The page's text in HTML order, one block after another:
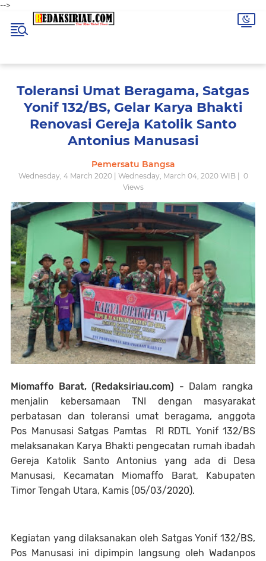
-->
Toleransi Umat Beragama, Satgas
Yonif 132/BS, Gelar Karya Bhakti
Renovasi Gereja Katolik Santo
Antonius Manusasi
Pemersatu Bangsa
Wednesday, 4 March 2020 | Wednesday, March 04, 2020 WIB |
0
Views
Miomaffo Barat, (Redaksiriau.com) - Dalam rangka
menjalin kebersamaan TNI dengan masyarakat
perbatasan dan toleransi umat beragama, anggota
Pos Manusasi Satgas Pamtas RI RDTL Yonif 132/BS
melaksanakan Karya Bhakti pengecatan rumah ibadah
Gereja Katolik Santo Antonius yang ada di Desa
Manusasi, Kecamatan Miomaffo Barat, Kabupaten
Timor Tengah Utara, Kamis (05/03/2020).
Kegiatan yang dilaksanakan oleh Satgas Yonif 132/BS,
Pos Manusasi ini dipimpin langsung oleh Wadanpos